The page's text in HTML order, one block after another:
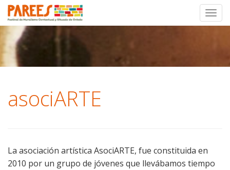
content
asociARTE
La asociación artística AsociARTE, fue constituida en
2010 por un grupo de jóvenes que llevábamos tiempo